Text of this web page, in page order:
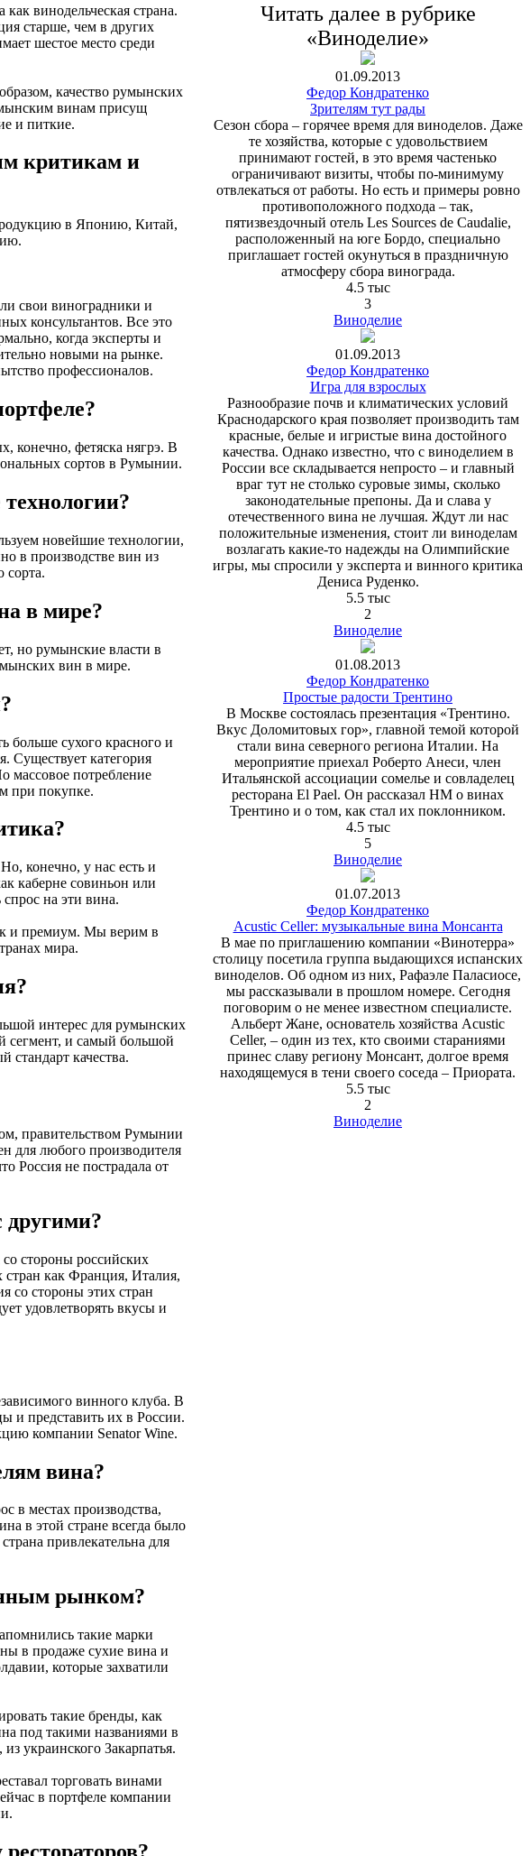
винодельческая страна.
старше, чем в других
шестое место среди
качество румынских
винам присущ
и питкие.
критикам и
в Японию, Китай,
свои виноградники и
консультантов. Все это
когда эксперты и
новыми на рынке.
профессионалов.
конечно, фетяска нягрэ. В
сортов в Румынии.
новейшие технологии,
в производстве вин из
сорта.
в мире?
но румынские власти в
вин в мире.
больше сухого красного и
Существует категория
массовое потребление
при покупке.
конечно, у нас есть и
каберне совиньон или
спрос на эти вина.
и премиум. Мы верим в
мира.
интерес для румынских
сегмент, и самый большой
качества.
правительством Румынии
для любого производителя
Россия не пострадала от
другими?
стороны российских
как Франция, Италия,
со стороны этих стран
удовлетворять вкусы и
винного клуба. В
и представить их в России.
компании Senator Wine.
вина?
в местах производства,
в этой стране всегда было
привлекательна для
рынком?
такие марки
в продаже сухие вина и
которые захватили
такие бренды, как
под такими названиями в
украинского Закарпатья.
торговать винами
в портфеле компании
Читать далее в рубрике
«Виноделие»
01.09.2013
Федор Кондратенко
Зрителям тут рады
Сезон сбора – горячее время для виноделов. Даже
те хозяйства, которые с удовольствием
принимают гостей, в это время частенько
ограничивают визиты, чтобы по-минимуму
отвлекаться от работы. Но есть и примеры ровно
противоположного подхода – так,
пятизвездочный отель Les Sources de Caudalie,
расположенный на юге Бордо, специально
приглашает гостей окунуться в праздничную
атмосферу сбора винограда.
4.5 тыс
3
Виноделие
01.09.2013
Федор Кондратенко
Игра для взрослых
Разнообразие почв и климатических условий
Краснодарского края позволяет производить там
красные, белые и игристые вина достойного
качества. Однако известно, что с виноделием в
России все складывается непросто – и главный
враг тут не столько суровые зимы, сколько
законодательные препоны. Да и слава у
отечественного вина не лучшая. Ждут ли нас
положительные изменения, стоит ли виноделам
возлагать какие-то надежды на Олимпийские
игры, мы спросили у эксперта и винного критика
Дениса Руденко.
5.5 тыс
2
Виноделие
01.08.2013
Федор Кондратенко
Простые радости Трентино
В Москве состоялась презентация «Трентино.
Вкус Доломитовых гор», главной темой которой
стали вина северного региона Италии. На
мероприятие приехал Роберто Анеси, член
Итальянской ассоциации сомелье и совладелец
ресторана El Pael. Он рассказал HM о винах
Трентино и о том, как стал их поклонником.
4.5 тыс
5
Виноделие
01.07.2013
Федор Кондратенко
Acustic Celler: музыкальные вина Монсанта
В мае по приглашению компании «Винотерра»
столицу посетила группа выдающихся испанских
виноделов. Об одном из них, Рафаэле Паласиосе,
мы рассказывали в прошлом номере. Сегодня
поговорим о не менее известном специалисте.
Альберт Жане, основатель хозяйства Acustic
Celler, – один из тех, кто своими стараниями
принес славу региону Монсант, долгое время
находящемуся в тени своего соседа – Приората.
5.5 тыс
2
Виноделие